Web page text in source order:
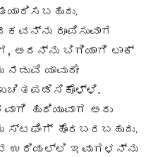
ರೂಪಿಸುವಾಗ
ಅದನ್ನು ಬಿಗಿಯಾಗಿ ಲಾಕ್
ಯಾವುದೇ
ಖಚಿತಪಡಿಸಿಕೊಳ್ಳಿ.
ಹುರಿಯುವಾಗ ಅದು
ಸ್ಟಫಿಂಗ್ ಹೊರಬರಬಹುದು.
ಉರಿಯಲ್ಲಿ ಇವುಗಳನ್ನು